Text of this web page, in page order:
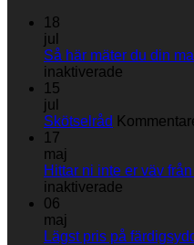
18
jul
Så här mäter du din
inaktiverade
mäter
markisväv
15
jul
Skötselråd
17
maj
Hittar ni inte er väv
inaktiverade
inte
06
maj
Lägst pris på